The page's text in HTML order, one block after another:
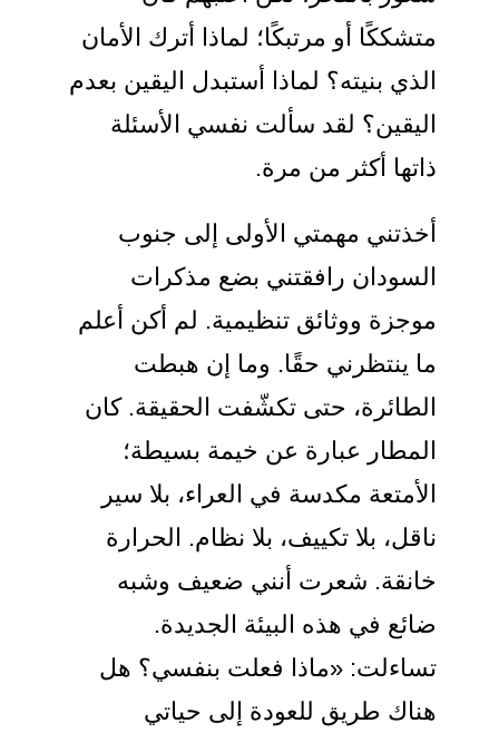
متشككًا أو مرتبكًا؛ لماذا أترك الأمان
الذي بنيته؟ لماذا أستبدل اليقين بعدم
اليقين؟ لقد سألت نفسي الأسئلة
ذاتها أكثر من مرة.
أخذتني مهمتي الأولى إلى جنوب
السودان رافقتني بضع مذكرات
موجزة ووثائق تنظيمية. لم أكن أعلم
ما ينتظرني حقًا. وما إن هبطت
الطائرة، حتى تكشّفت الحقيقة. كان
المطار عبارة عن خيمة بسيطة؛
الأمتعة مكدسة في العراء، بلا سير
ناقل، بلا تكييف، بلا نظام. الحرارة
خانقة. شعرت أنني ضعيف وشبه
ضائع في هذه البيئة الجديدة.
تساءلت: «ماذا فعلت بنفسي؟ هل
هناك طريق للعودة إلى حياتي